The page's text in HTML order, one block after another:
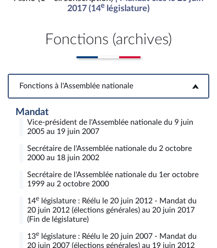
2017 (14e législature)
Fonctions (archives)
Fonctions à l'Assemblée nationale
Fonctions à l'Assemblée nationale
Mandat
Vice-président de l'Assemblée nationale du 9 juin
2005 au 19 juin 2007
Secrétaire de l'Assemblée nationale du 2 octobre
2000 au 18 juin 2002
Secrétaire de l'Assemblée nationale du 1er octobre
1999 au 2 octobre 2000
14e législature : Réélu le 20 juin 2012 - Mandat du
20 juin 2012 (élections générales) au 20 juin 2017
(Fin de législature)
13e législature : Réélu le 20 juin 2007 - Mandat du
20 juin 2007 (élections générales) au 19 juin 2012